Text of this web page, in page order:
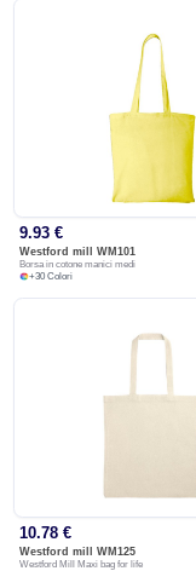
9.93 €
Westford mill WM101
Borsa in cotone manici medi
+30 Colori
10.78 €
Westford mill WM125
Westford Mill Maxi bag for life